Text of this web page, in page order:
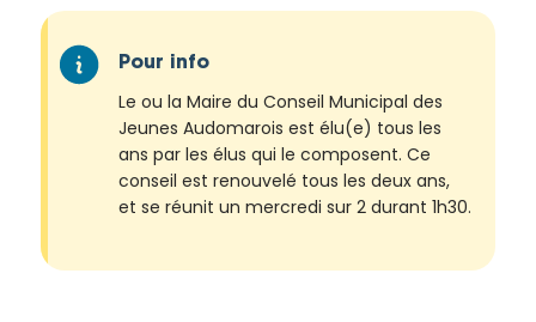
Pour info
Le ou la Maire du Conseil Municipal des
Jeunes Audomarois est élu(e) tous les
ans par les élus qui le composent. Ce
conseil est renouvelé tous les deux ans,
et se réunit un mercredi sur 2 durant 1h30.